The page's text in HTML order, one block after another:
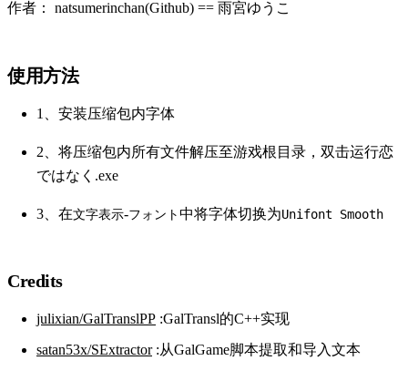
作者： natsumerinchan(Github) == 雨宮ゆうこ
使用方法
1、安装压缩包内字体
2、将压缩包内所有文件解压至游戏根目录，双击运行恋
ではなく.exe
3、在文字表示-フォント中将字体切换为Unifont Smooth
Credits
julixian/GalTranslPP :GalTransl的C++实现
satan53x/SExtractor:从GalGame脚本提取和导入文本